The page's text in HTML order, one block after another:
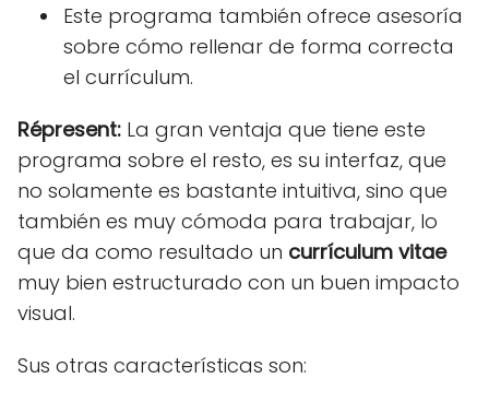
Este programa también ofrece asesoría
sobre cómo rellenar de forma correcta
el currículum.
Répresent: La gran ventaja que tiene este
programa sobre el resto, es su interfaz, que
no solamente es bastante intuitiva, sino que
también es muy cómoda para trabajar, lo
que da como resultado un currículum vitae
muy bien estructurado con un buen impacto
visual.
Sus otras características son: